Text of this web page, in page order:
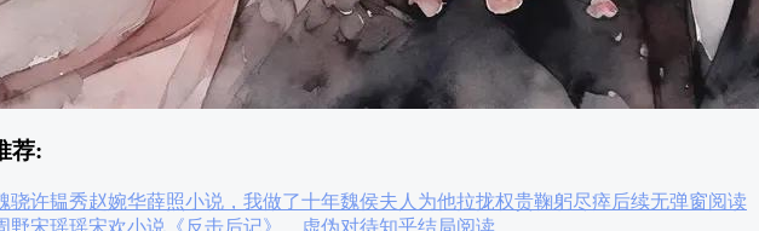
荐:
骁许韫秀赵婉华薛照小说，我做了十年魏侯夫人为他拉拢权贵鞠躬尽瘁后续无弹窗阅读
野宋瑶瑶宋欢小说《反击后记》，虚伪对待知乎结局阅读